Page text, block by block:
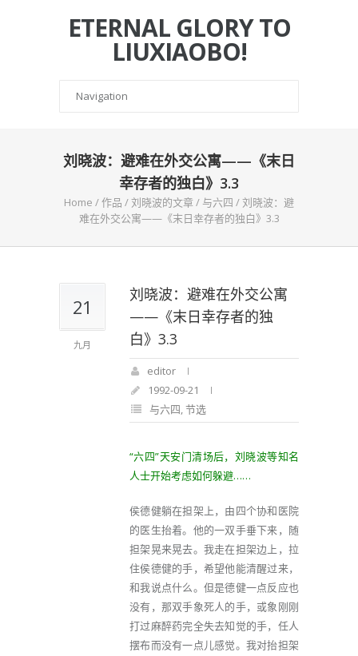
ETERNAL GLORY TO
LIUXIAOBO!
刘晓波：避难在外交公寓——《末日
幸存者的独白》3.3
Home /作品 /刘晓波的文章/ 与六四 /刘晓波：避
难在外交公寓——《末日幸存者的独白》3.3
21
九月
刘晓波：避难在外交公寓
——《末日幸存者的独
白》3.3
editor
1992-09-21
与六四,节选
“六四”天安门清场后，刘晓波等知名
人士开始考虑如何躲避……
侯德健躺在担架上，由四个协和医院
的医生抬着。他的一双手垂下来，随
担架晃来晃去。我走在担架边上，拉
住侯德健的手，希望他能清醒过来，
和我说点什么。但是德健一点反应也
没有，那双手象死人的手，或象刚刚
打过麻醉药完全失去知觉的手，任人
摆布而没有一点儿感觉。我对抬担架